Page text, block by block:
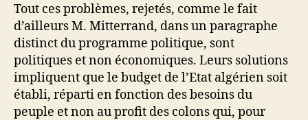
Tout ces problèmes, rejetés, comme le fait
d’ailleurs M. Mitterrand, dans un paragraphe
distinct du programme politique, sont
politiques et non économiques. Leurs solutions
impliquent que le budget de l’Etat algérien soit
établi, réparti en fonction des besoins du
peuple et non au profit des colons qui, pour